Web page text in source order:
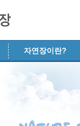
자연장이란?